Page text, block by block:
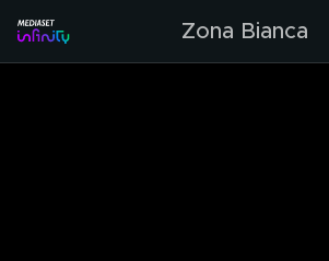
Zona Bianca